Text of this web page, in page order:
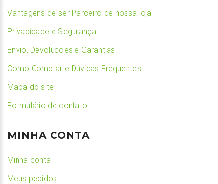
Vantagens de ser Parceiro de nossa loja
Privacidade e Segurança
Envio, Devoluções e Garantias
Como Comprar e Dúvidas Frequentes
Mapa do site
Formulário de contato
MINHA CONTA
Minha conta
Meus pedidos